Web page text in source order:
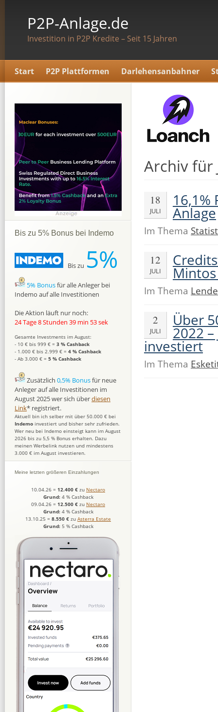
P2P-Anlage.de
Investition in P2P Kredite – Seit 15 Jahren
Start P2P Plattformen Darlehensanbahner
Archiv für
18
JULI
16,1%
Anlage
Im Thema
12
JULI
Im Thema
2
JULI
Über
2022
investiert
Im Thema
Bis zu 5% Bonus bei Indemo
Bis zu 5%
5% Bonusfür alle Anleger bei
Indemo auf alle Investitionen
Die Aktion läuft nur noch:
24 Tage 8 Stunden 39 min 52 sek
Gesamte Investments im August:
- 10 € bis 999 € = 3 % Cashback
- 1.000 € bis 2.999 € = 4 % Cashback
- Ab 3.000 € = 5 % Cashback
Zusätzlich 0,5% Bonusfür neue
Anleger auf alle Investitionen im
August 2025 wer sich überdiesen
Link* registriert.
Aktuell bin ich selber mit über 50.000 € bei
Indemo investiert und bisher sehr zufrieden.
Wer neu bei Indemo einsteigt kann im August
2026 bis zu 5,5 % Bonus erhalten. Dazu
meinen Werbelink nutzen und mindestens
3.000 € im August investieren.
Meine letzten größeren Einzahlungen
10.04.26 = 12.400 € zu Nectaro
Grund: 4 % Cashback
09.04.26 = 12.500 € zu Nectaro
Grund: 4 % Cashback
13.10.25 = 8.550 € zu Asterra Estate
Grund: 5 % Cashback